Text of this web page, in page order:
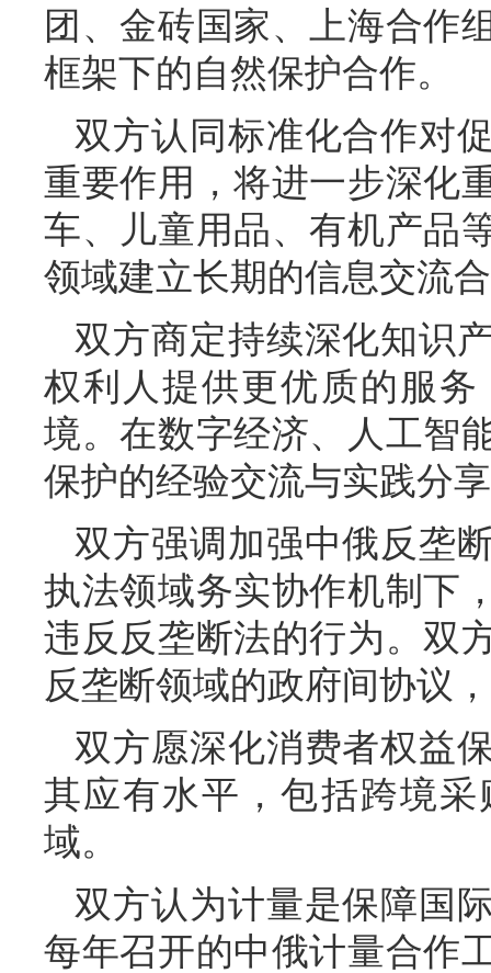
团、金砖国家、上海合作
框架下的自然保护合作。
双方认同标准化合作对
重要作用，将进一步深化
车、儿童用品、有机产品
领域建立长期的信息交流
双方商定持续深化知识
权利人提供更优质的服
境。在数字经济、人工智
保护的经验交流与实践分
双方强调加强中俄反垄
执法领域务实协作机制下
违反反垄断法的行为。双
反垄断领域的政府间协议
双方愿深化消费者权益
其应有水平，包括跨境
域。
双方认为计量是保障国
每年召开的中俄计量合作